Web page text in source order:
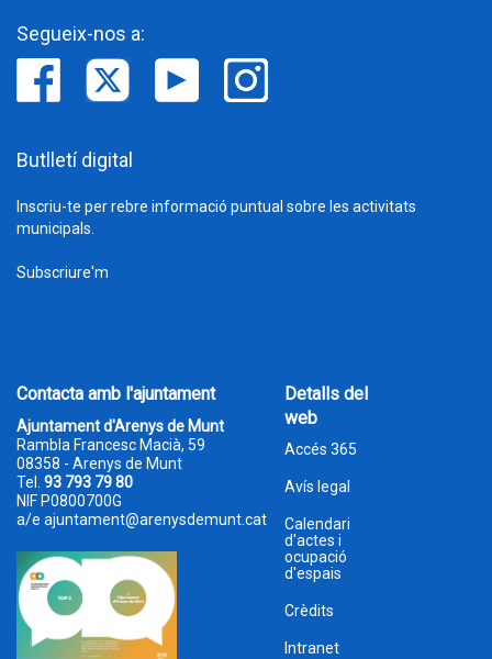
Segueix-nos a:
Butlletí digital
Inscriu-te per rebre informació puntual sobre les activitats
municipals.
Subscriure'm
Contacta amb l'ajuntament
Ajuntament d'Arenys de Munt
Rambla Francesc Macià, 59
08358 - Arenys de Munt
Tel. 93 793 79 80
NIF P0800700G
a/e ajuntament@arenysdemunt.cat
Detalls del
web
Accés 365
Avís legal
Calendari
d'actes i
ocupació
d'espais
Crèdits
Intranet